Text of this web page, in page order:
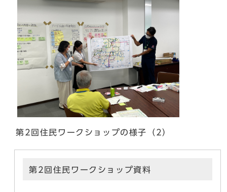
第2回住民ワークショップの様子（2）
第2回住民ワークショップ資料